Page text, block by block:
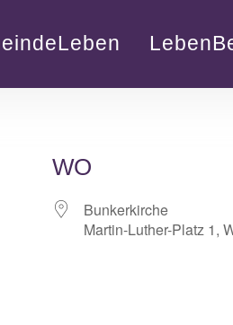
WO
Bunkerkirche
Martin-Luther-Platz 1,